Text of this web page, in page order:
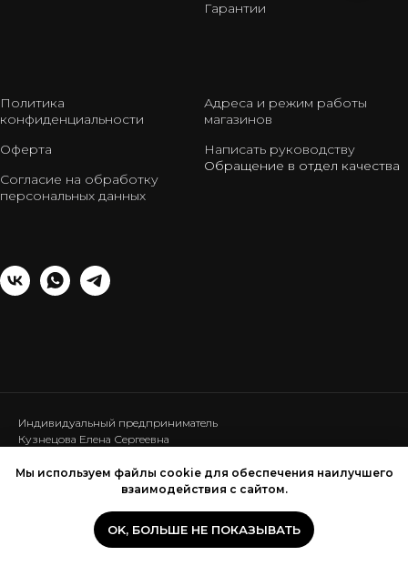
Гарантии
Политика
конфиденциальности
Оферта
Согласие на обработку
персональных данных
Адреса и режим работы
магазинов
Написать руководству
Обращение в отдел качества
Индивидуальный предприниматель
Кузнецова Елена Сергеевна
ОГРНИП: 317440100025111
Мы используем файлы cookie для обеспечения наилучшего
взаимодействия с сайтом.
OK, БОЛЬШЕ НЕ ПОКАЗЫВАТЬ
На главную -->
Made on Tilda
ИЩЕТЕ КОМФОРТНЫЙ И СТИЛЬНЫЙ ДИВАН?
«Ответьте на 4 вопроса и получите скидку»
ИЩЕТЕ КОМФОРТНЫЙ И СТИЛЬНЫЙ ДИВАН?
«Ответьте на 4 вопроса и получите скидку»